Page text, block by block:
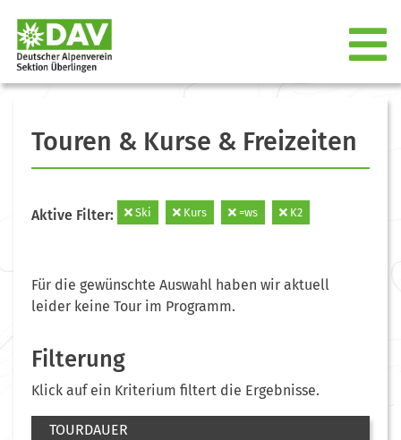
Touren & Kurse & Freizeiten
Aktive Filter: Ski Kurs =ws K2
Für die gewünschte Auswahl haben wir aktuell
leider keine Tour im Programm.
Filterung
Klick auf ein Kriterium filtert die Ergebnisse.
TOURDAUER